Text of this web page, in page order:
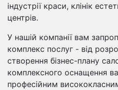
індустрії краси, клінік
центрів.
У нашій компанії вам
комплекс послуг - від
створення бізнес-плану
комплексного оснащення
професійним